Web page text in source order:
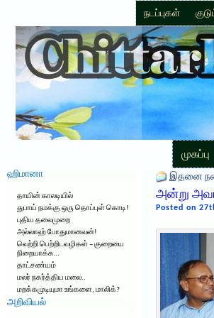
நடப்புகள்
முகப்பு
ஹிமானா
தாயின் காலடியில்
துபாய் நமக்கு ஒரு தொப்புள் கொடி!
புதிய தலைமுறை
அல்லாஹ் போதுமானவன்!
வெற்றி பெற்றிடவழிகள் – குறையை
நிறையாக்க…
தாட்சண்யம்
மலர் நகர்த்திய மலை..
மறக்கமுடியுமா உங்களை, மாலிக்?
அறிவியல்
இதனை
அன்று
Posted on